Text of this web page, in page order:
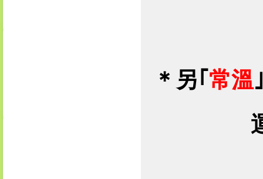
＊ 另｢ 常溫